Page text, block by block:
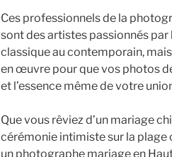
Ces professionnels de la
sont des artistes passionnés
classique au contemporain,
en œuvre pour que vos photos
et l’essence même de votre
Que vous rêviez d’un mariage
cérémonie intimiste sur la plage
un photographe mariage en